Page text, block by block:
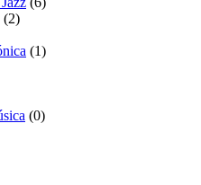
(2)
(1)
(0)